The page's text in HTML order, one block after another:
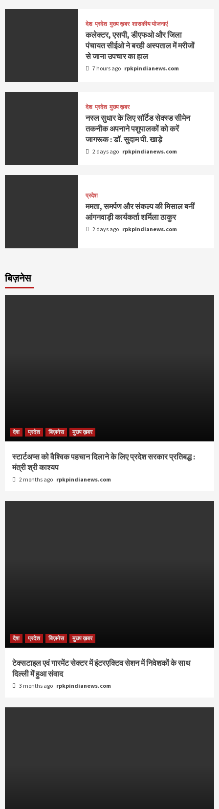
देश प्रदेश मुख्य ख़बर शासकीय योजनाएं
कलेक्टर, एसपी, डीएफओ और जिला
पंचायत सीईओ ने बरही अस्पताल में मरीजों
से जाना उपचार का हाल
7 hours ago rpkpindianews.com
देश प्रदेश मुख्य ख़बर
नस्ल सुधार के लिए सॉर्टेड सेक्स्ड सीमेन
तकनीक अपनाने पशुपालकों को करें
जागरूक : डॉ. सुदाम पी. खाड़े
2 days ago rpkpindianews.com
प्रदेश
ममता, समर्पण और संकल्प की मिसाल बनीं
आंगनवाड़ी कार्यकर्ता शर्मिला ठाकुर
2 days ago rpkpindianews.com
बिज़नेस
देश प्रदेश बिज़नेस मुख्य ख़बर
स्टार्टअप्स को वैश्विक पहचान दिलाने के लिए प्रदेश सरकार प्रतिबद्ध :
मंत्री श्री काश्यप
2 months ago rpkpindianews.com
देश प्रदेश बिज़नेस मुख्य ख़बर
टेक्सटाइल एवं गारमेंट सेक्टर में इंटरएक्टिव सेशन में निवेशकों के साथ
दिल्ली में हुआ संवाद
3 months ago rpkpindianews.com